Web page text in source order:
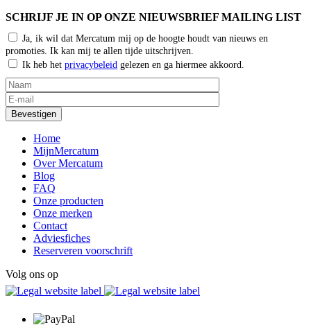
SCHRIJF JE IN OP ONZE NIEUWSBRIEF MAILING LIST
Ja, ik wil dat Mercatum mij op de hoogte houdt van nieuws en
promoties. Ik kan mij te allen tijde uitschrijven.
Ik heb het privacybeleid gelezen en ga hiermee akkoord.
Home
MijnMercatum
Over Mercatum
Blog
FAQ
Onze producten
Onze merken
Contact
Adviesfiches
Reserveren voorschrift
Volg ons op